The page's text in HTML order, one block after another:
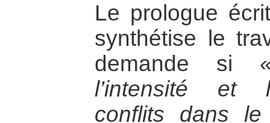
Le prologue
synthétise le
demande si
l’intensité et
conflits dans le